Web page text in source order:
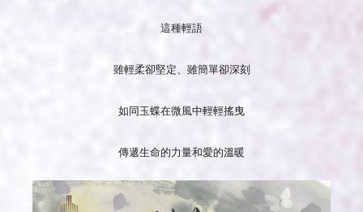
這種輕語
雖輕柔卻堅定、雖簡單卻深刻
如同玉蝶在微風中輕輕搖曳
傳遞生命的力量和愛的溫暖